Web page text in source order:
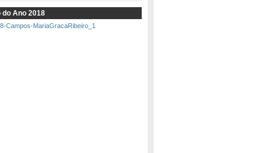
do Ano 2018